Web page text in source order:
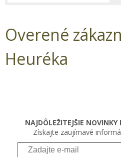
Overené
Heuréka
NAJDÔLEŽITEJŠIE
Získajte zaujímavé